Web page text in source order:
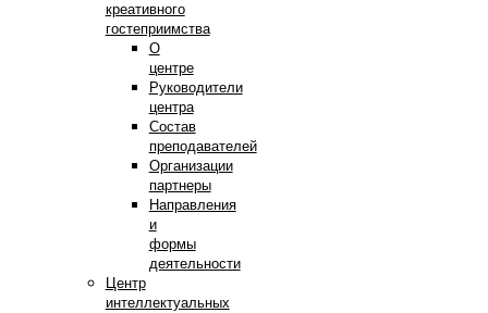
креативного
гостеприимства
О
центре
Руководители
центра
Состав
преподавателей
Организации
партнеры
Направления
и
формы
деятельности
Центр
интеллектуальных